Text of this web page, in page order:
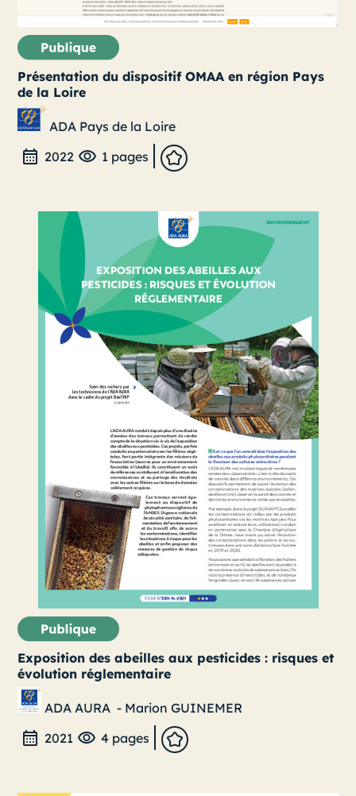
Présentation du dispositif OMAA en région Pays
de la Loire
ADA Pays de la Loire
2022
1 pages
Exposition des abeilles aux pesticides : risques et
évolution réglementaire
ADA AURA - Marion GUINEMER
2021
4 pages